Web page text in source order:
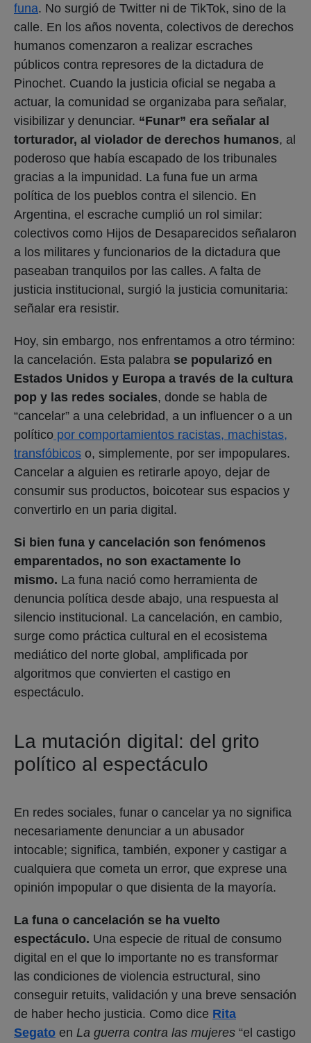
funa. No surgió de Twitter ni de TikTok, sino de la
calle. En los años noventa, colectivos de derechos
humanos comenzaron a realizar escraches
públicos contra represores de la dictadura de
Pinochet. Cuando la justicia oficial se negaba a
actuar, la comunidad se organizaba para señalar,
visibilizar y denunciar. “Funar” era señalar al
torturador, al violador de derechos humanos, al
poderoso que había escapado de los tribunales
gracias a la impunidad. La funa fue un arma
política de los pueblos contra el silencio. En
Argentina, el escrache cumplió un rol similar:
colectivos como Hijos de Desaparecidos señalaron
a los militares y funcionarios de la dictadura que
paseaban tranquilos por las calles. A falta de
justicia institucional, surgió la justicia comunitaria:
señalar era resistir.
Hoy, sin embargo, nos enfrentamos a otro término:
la cancelación. Esta palabra se popularizó en
Estados Unidos y Europa a través de la cultura
pop y las redes sociales, donde se habla de
“cancelar” a una celebridad, a un influencer o a un
político por comportamientos racistas, machistas,
transfóbicos o, simplemente, por ser impopulares.
Cancelar a alguien es retirarle apoyo, dejar de
consumir sus productos, boicotear sus espacios y
convertirlo en un paria digital.
Si bien funa y cancelación son fenómenos
emparentados, no son exactamente lo
mismo. La funa nació como herramienta de
denuncia política desde abajo, una respuesta al
silencio institucional. La cancelación, en cambio,
surge como práctica cultural en el ecosistema
mediático del norte global, amplificada por
algoritmos que convierten el castigo en
espectáculo.
La mutación digital: del grito
político al espectáculo
En redes sociales, funar o cancelar ya no significa
necesariamente denunciar a un abusador
intocable; significa, también, exponer y castigar a
cualquiera que cometa un error, que exprese una
opinión impopular o que disienta de la mayoría.
La funa o cancelación se ha vuelto
espectáculo. Una especie de ritual de consumo
digital en el que lo importante no es transformar
las condiciones de violencia estructural, sino
conseguir retuits, validación y una breve sensación
de haber hecho justicia. Como dice Rita
Segato en La guerra contra las mujeres “el castigo